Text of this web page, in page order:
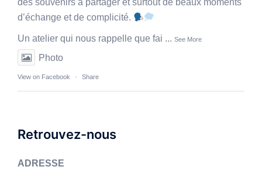
des souvenirs à partager et surtout de beaux moments
d’échange et de complicité.
Un atelier qui nous rappelle que fai ... See More
Photo
View on Facebook · Share
Retrouvez-nous
ADRESSE